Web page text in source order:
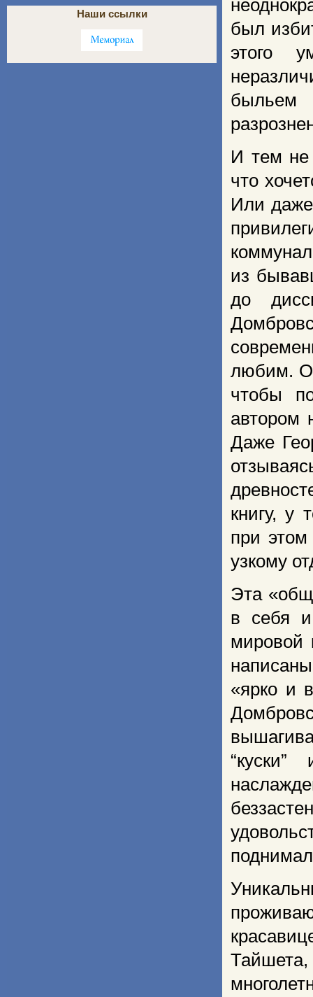
был
этого
И тем не
что
Или
из
до
любим.
чтобы
автором
Даже
книгу, у
при
узкому
Эта
в себя и
мировой
«ярко и
Наши ссылки